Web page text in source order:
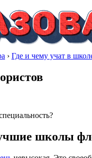
› Где и чему учат в
школы